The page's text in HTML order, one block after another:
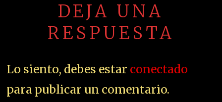
DEJA UNA
RESPUESTA
Lo siento, debes estar conectado
para publicar un comentario.